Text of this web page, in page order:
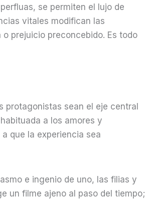
se permiten el lujo de
vitales modifican las
prejuicio preconcebido. Es todo
sean el eje central
a los amores y
que la experiencia sea
e ingenio de uno, las filias y
un filme ajeno al paso del tiempo;